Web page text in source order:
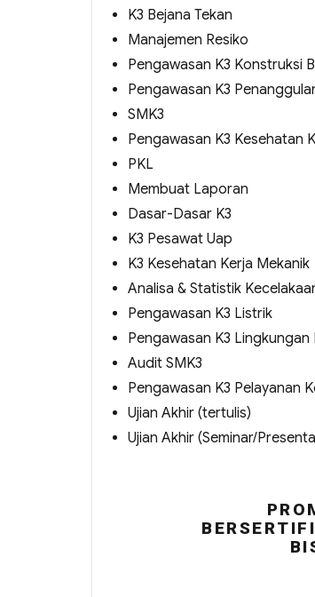
K3 Bejana Tekan
Manajemen Resiko
Pengawasan K3 Konstruksi
Pengawasan K3
SMK3
Pengawasan K3 Kesehatan
PKL
Membuat Laporan
Dasar-Dasar K3
K3 Pesawat Uap
K3 Kesehatan Kerja Mekanik
Analisa & Statistik
Pengawasan K3 Listrik
Pengawasan K3
Audit SMK3
Pengawasan K3 Pelayanan
Ujian Akhir (tertulis)
Ujian Akhir (Seminar/